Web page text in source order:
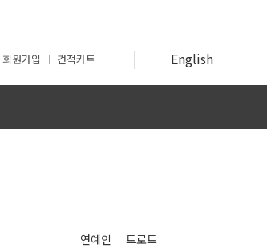
회원가입 견적카트 English
연예인 트로트